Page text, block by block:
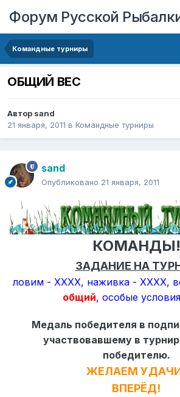
Форум Русской
Командные турниры
ОБЩИЙ ВЕС
Автор sand
21 января, 2011 в Командные турниры
sand
Опубликовано 21 января, 2011
КОМАНДЫ!
ЗАДАНИЕ НА
ловим - XXXX, наживка - XXXX,
общий, особые
Медаль победителя в
участвовавшему в
победителю.
ЖЕЛАЕМ
ВПЕРЁД!